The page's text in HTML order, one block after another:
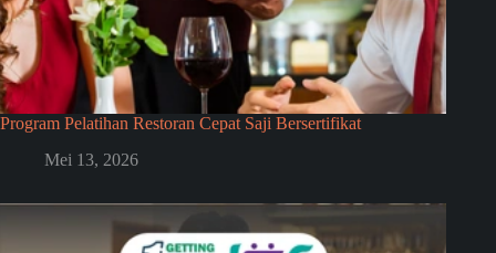
Program Pelatihan Restoran Cepat Saji Bersertifikat
Mei 13, 2026